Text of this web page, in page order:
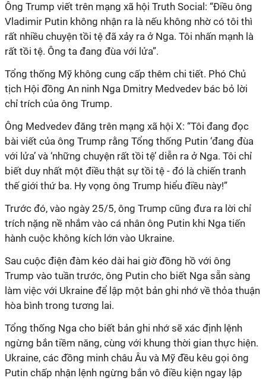
Ông Trump viết trên mạng xã hội Truth Social: “Điều ông
Vladimir Putin không nhận ra là nếu không nhờ có tôi thì
rất nhiều chuyện tồi tệ đã xảy ra ở Nga. Tôi nhấn mạnh là
rất tồi tệ. Ông ta đang đùa với lửa”.
Tổng thống Mỹ không cung cấp thêm chi tiết. Phó Chủ
tịch Hội đồng An ninh Nga Dmitry Medvedev bác bỏ lời
chỉ trích của ông Trump.
Ông Medvedev đăng trên mạng xã hội X: “Tôi đang đọc
bài viết của ông Trump rằng Tổng thống Putin ‘đang đùa
với lửa’ và ‘những chuyện rất tồi tệ’ diễn ra ở Nga. Tôi chỉ
biết duy nhất một điều thật sự tồi tệ - đó là chiến tranh
thế giới thứ ba. Hy vọng ông Trump hiểu điều này!”
Trước đó, vào ngày 25/5, ông Trump cũng đưa ra lời chỉ
trích nặng nề nhắm vào cá nhân ông Putin khi Nga tiến
hành cuộc không kích lớn vào Ukraine.
Sau cuộc điện đàm kéo dài hai giờ đồng hồ với ông
Trump vào tuần trước, ông Putin cho biết Nga sẵn sàng
làm việc với Ukraine để lập một bản ghi nhớ về thỏa thuận
hòa bình trong tương lai.
Tổng thống Nga cho biết bản ghi nhớ sẽ xác định lệnh
ngừng bắn tiềm năng, cùng với khung thời gian thực hiện.
Ukraine, các đồng minh châu Âu và Mỹ đều kêu gọi ông
Putin chấp nhận lệnh ngừng bắn vô điều kiện ngay lập